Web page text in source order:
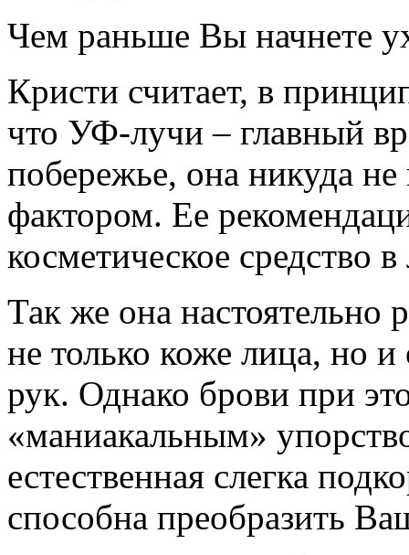
Чем раньше Вы начнете
Кристи считает, в
что УФ-лучи – главный
побережье, она никуда
фактором. Ее
косметическое средство
Так же она настоятельно
не только коже лица, но
рук. Однако брови при
«маниакальным»
естественная слегка
способна преобразить